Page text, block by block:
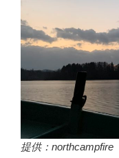
提供：northcampfire